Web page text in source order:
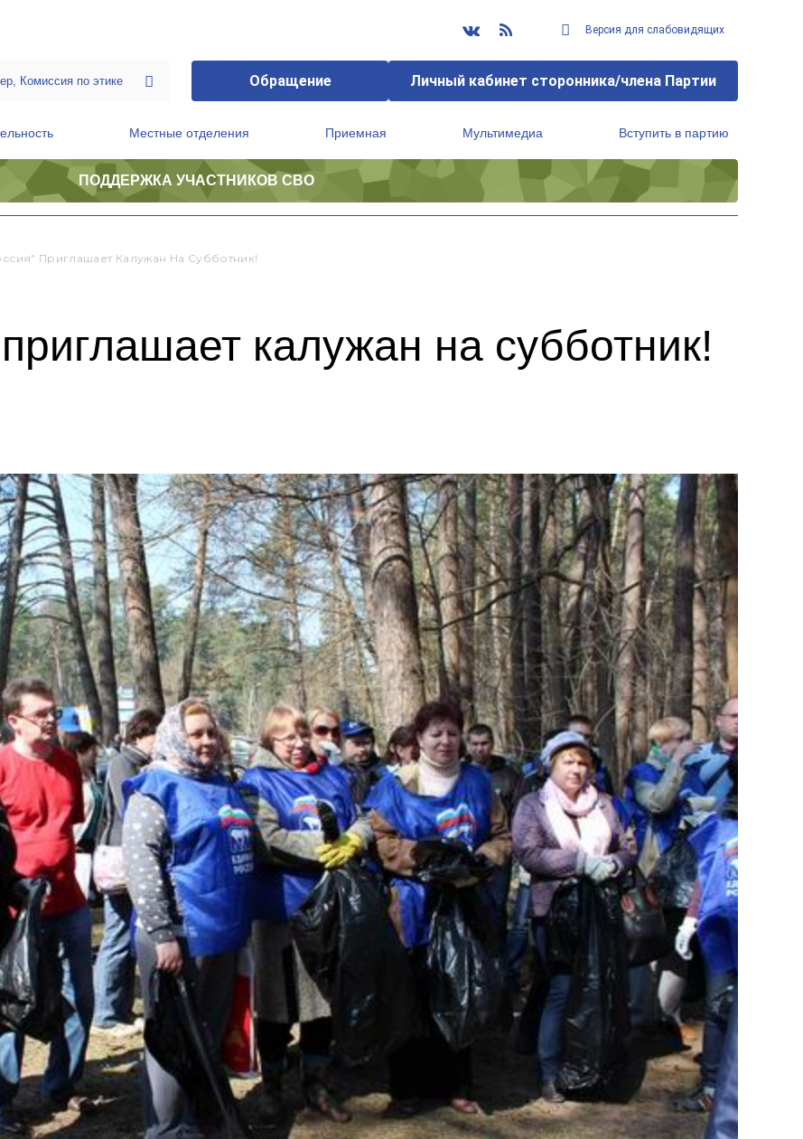
Версия для слабовидящих
Обращение Личный кабинет сторонника/члена Партии
Местные отделения Приемная Мультимедиа Вступить в партию
ПОДДЕРЖКА УЧАСТНИКОВ СВО
Приглашает Калужан На Субботник!
калужан на субботник!